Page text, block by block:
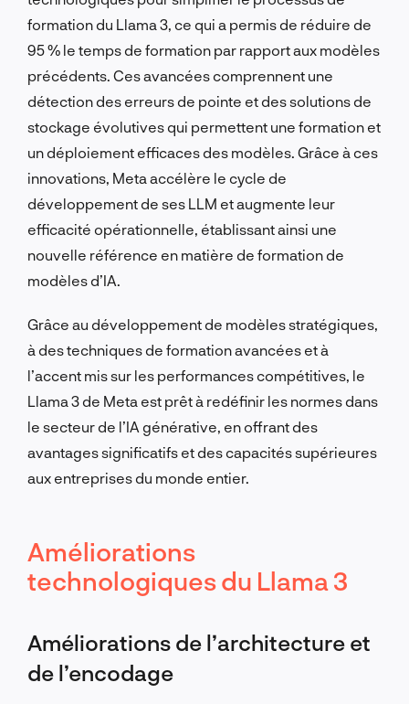
formation du Llama 3, ce qui a permis de réduire de
95 % le temps de formation par rapport aux modèles
précédents. Ces avancées comprennent une
détection des erreurs de pointe et des solutions de
stockage évolutives qui permettent une formation et
un déploiement efficaces des modèles. Grâce à ces
innovations, Meta accélère le cycle de
développement de ses LLM et augmente leur
efficacité opérationnelle, établissant ainsi une
nouvelle référence en matière de formation de
modèles d’IA.
Grâce au développement de modèles stratégiques,
à des techniques de formation avancées et à
l’accent mis sur les performances compétitives, le
Llama 3 de Meta est prêt à redéfinir les normes dans
le secteur de l’IA générative, en offrant des
avantages significatifs et des capacités supérieures
aux entreprises du monde entier.
Améliorations
technologiques du Llama 3
Améliorations de l’architecture et
de l’encodage